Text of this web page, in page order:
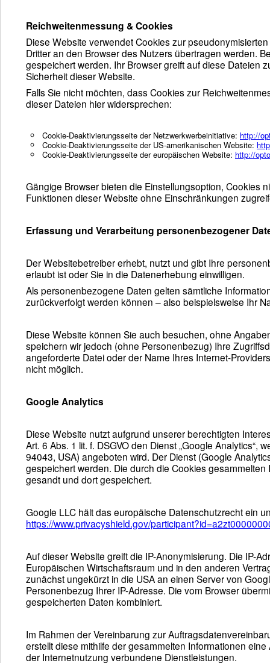
Reichweitenmessung & Cookies
Diese Website verwendet Cookies zur
Dritter an den Browser des Nutzers übertragen werden.
gespeichert werden. Ihr Browser greift auf diese Dateien
Sicherheit dieser Website.
Falls Sie nicht möchten, dass Cookies zur
dieser Dateien hier widersprechen:
Cookie-Deaktivierungsseite der Netzwerkwerbeinitiative: http://
Cookie-Deaktivierungsseite der US-amerikanischen Website:
Cookie-Deaktivierungsseite der europäischen Website: http://
Gängige Browser bieten die Einstellungsoption, Cookies
Funktionen dieser Website ohne Einschränkungen
Erfassung und Verarbeitung personenbezogener
Der Websitebetreiber erhebt, nutzt und gibt Ihre
erlaubt ist oder Sie in die Datenerhebung einwilligen.
Als personenbezogene Daten gelten sämtliche
zurückverfolgt werden können – also beispielsweise Ihr
Diese Website können Sie auch besuchen, ohne
speichern wir jedoch (ohne Personenbezug) Ihre
angeforderte Datei oder der Name Ihres Internet-
nicht möglich.
Google Analytics
Diese Website nutzt aufgrund unserer berechtigten
Art. 6 Abs. 1 lit. f. DSGVO den Dienst „Google
94043, USA) angeboten wird. Der Dienst (Google
gespeichert werden. Die durch die Cookies
gesandt und dort gespeichert.
Google LLC hält das europäische Datenschutzrecht ein
https://www.privacyshield.gov/
Auf dieser Website greift die IP-Anonymisierung. Die IP-
Europäischen Wirtschaftsraum und in den anderen
zunächst ungekürzt in die USA an einen Server von
Personenbezug Ihrer IP-Adresse. Die vom Browser
gespeicherten Daten kombiniert.
Im Rahmen der Vereinbarung zur
erstellt diese mithilfe der gesammelten Informationen
der Internetnutzung verbundene Dienstleistungen.